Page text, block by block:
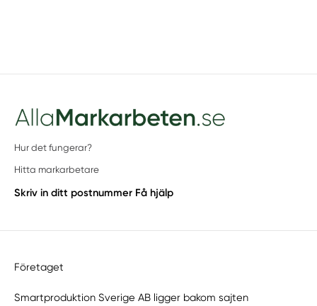
Hur det fungerar?
Hitta markarbetare
Skriv in ditt postnummer Få hjälp
Företaget
Smartproduktion Sverige AB ligger bakom sajten